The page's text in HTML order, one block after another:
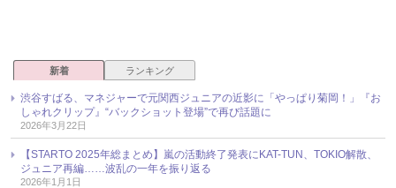
新着 ランキング
渋谷すばる、マネジャーで元関西ジュニアの近影に「やっぱり菊岡！」『お
しゃれクリップ』“バックショット登場”で再び話題に
2026年3月22日
【STARTO 2025年総まとめ】嵐の活動終了発表にKAT-TUN、TOKIO解散、
ジュニア再編……波乱の一年を振り返る
2026年1月1日